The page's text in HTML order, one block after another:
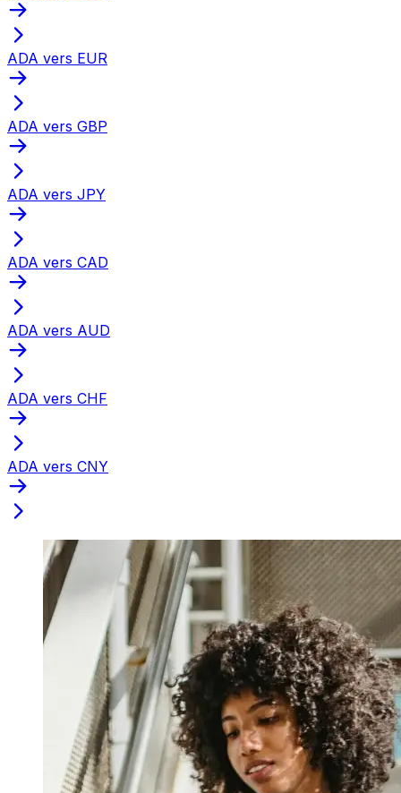
ADA vers EUR
ADA vers GBP
ADA vers JPY
ADA vers CAD
ADA vers AUD
ADA vers CHF
ADA vers CNY